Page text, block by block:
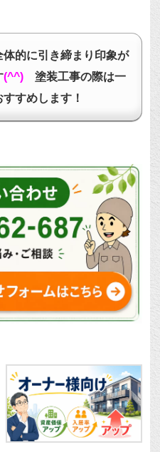
的に引き締まり印象が
(^^) 塗装工事の際は一
すめします！